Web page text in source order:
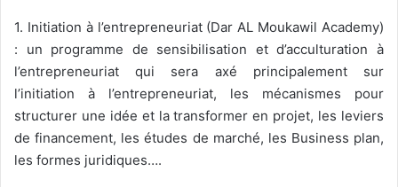
1. Initiation à l’entrepreneuriat (Dar AL Moukawil Academy)
: un programme de sensibilisation et d’acculturation à
l’entrepreneuriat qui sera axé principalement sur
l’initiation à l’entrepreneuriat, les mécanismes pour
structurer une idée et la transformer en projet, les leviers
de financement, les études de marché, les Business plan,
les formes juridiques….